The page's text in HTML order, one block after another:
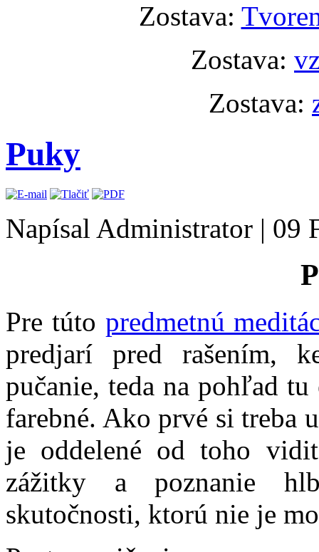
Zostava:
Zostava:
Zostava:
Puky
Napísal Administrator | 09
Pre túto predmetnú
predjarí pred rašením,
pučanie, teda na pohľad
farebné. Ako prvé si treba
je oddelené od toho
zážitky a poznanie
skutočnosti, ktorú nie je